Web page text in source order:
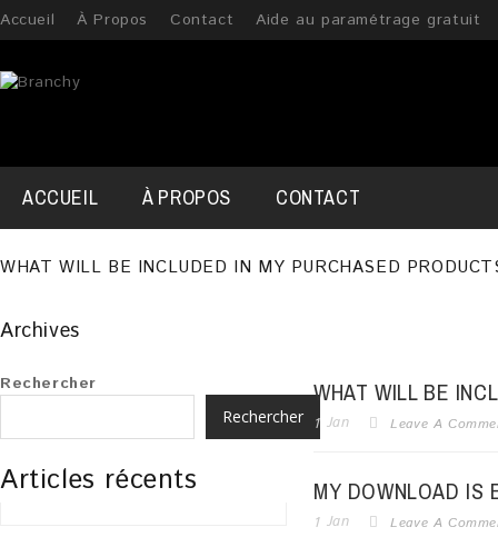
Accueil À Propos Contact Aide au paramétrage gratuit
ACCUEIL À PROPOS CONTACT
WHAT WILL BE INCLUDED IN MY PURCHASED
Archives
WHAT WILL BE
1 Jan Leave A
MY DOWNLOAD IS
1 Jan Leave A
Rechercher
Rechercher
Articles récents